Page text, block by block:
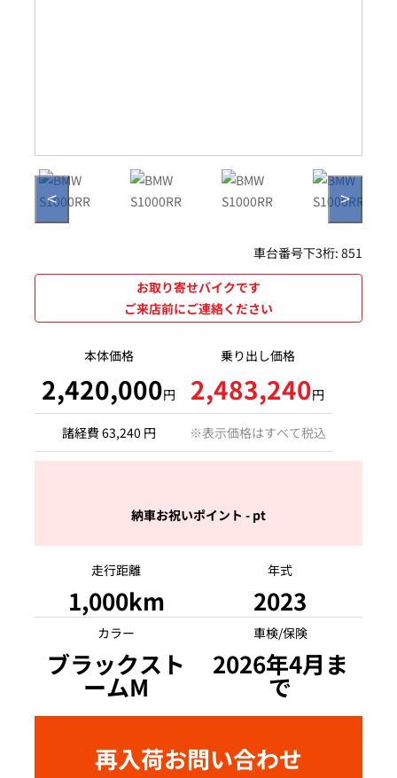
< >
車台番号下3桁:851
お取り寄せバイクです
ご来店前にご連絡ください
本体価格 乗り出し価格
2,420,000円 2,483,240円
諸経費 63,240 円 ※表示価格はすべて税込
納車お祝いポイント - pt
走行距離 年式
1,000km 2023
カラー 車検/保険
ブラックスト
ームM
2026年4月ま
で
再入荷お問い合わせ